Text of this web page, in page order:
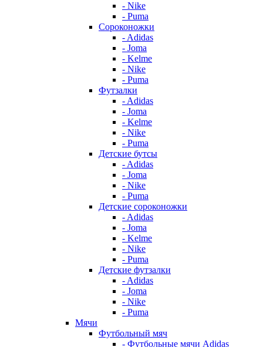
- Nike
- Puma
Сороконожки
- Adidas
- Joma
- Kelme
- Nike
- Puma
Футзалки
- Adidas
- Joma
- Kelme
- Nike
- Puma
Детские бутсы
- Adidas
- Joma
- Nike
- Puma
Детские сороконожки
- Adidas
- Joma
- Kelme
- Nike
- Puma
Детские футзалки
- Adidas
- Joma
- Nike
- Puma
Мячи
Футбольный мяч
- Футбольные мячи Adidas